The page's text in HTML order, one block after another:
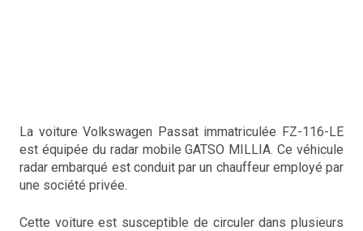
La voiture Volkswagen Passat immatriculée FZ-116-LE
est équipée du radar mobile GATSO MILLIA. Ce véhicule
radar embarqué est conduit par un chauffeur employé par
une société privée.
Cette voiture est susceptible de circuler dans plusieurs